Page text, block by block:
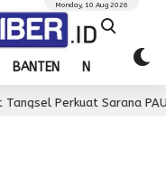
BANTEN NASIONAL
Monday, 10 Aug 2026
Sarana PAUD, Dorong